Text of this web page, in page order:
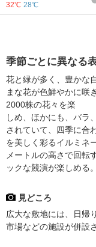
32℃ 28℃
季節ごとに異なる
花と緑が多く、豊かな
まな花が色鮮やかに咲
2000株の花々を楽
しめ、ほかにも、バラ
されていて、四季に合
を美しく彩るイルミネ
メートルの高さで回転
ックな競演が楽しめる。
見どころ
広大な敷地には、日帰
市場などの施設が併設